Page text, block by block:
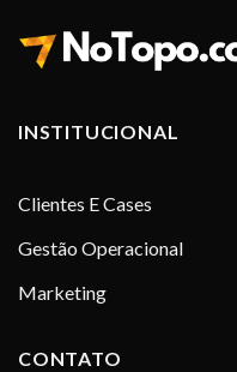
INSTITUCIONAL
Clientes E Cases
Gestão Operacional
Marketing
CONTATO